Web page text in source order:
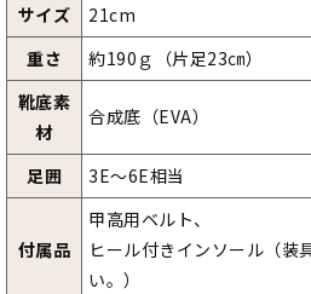
サイズ
21cm
重さ
約190ｇ（片足23㎝）
靴底素
材
合成底（EVA）
足囲 3E～6E相当
付属品
甲高用ベルト、
ヒール付きインソール（装
い。）